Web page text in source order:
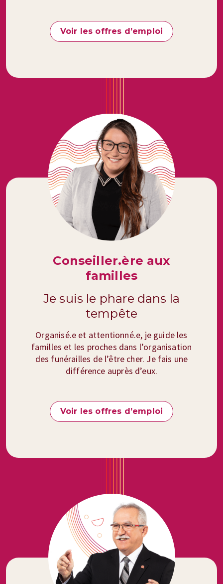
Voir les offres d’emploi
Conseiller.ère aux
familles
Je suis le phare dans la
tempête
Organisé.e et attentionné.e, je guide les
familles et les proches dans l’organisation
des funérailles de l’être cher. Je fais une
différence auprès d’eux.
Voir les offres d’emploi